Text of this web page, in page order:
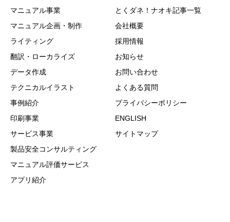
マニュアル事業
マニュアル企画・制作
ライティング
翻訳・ローカライズ
データ作成
テクニカルイラスト
事例紹介
印刷事業
サービス事業
製品安全コンサルティング
マニュアル評価サービス
アプリ紹介
とくダネ！ナオキ記事一覧
会社概要
採用情報
お知らせ
お問い合わせ
よくある質問
プライバシーポリシー
ENGLISH
サイトマップ